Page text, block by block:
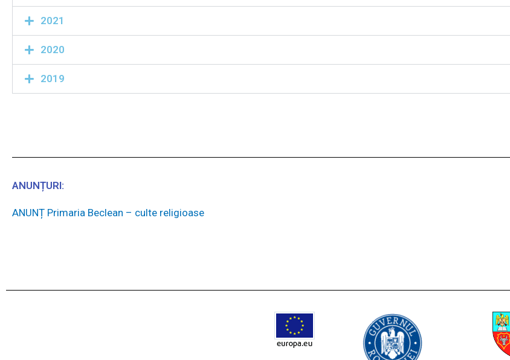
2021
2020
2019
ANUNȚURI:
ANUNȚ Primaria Beclean – culte religioase